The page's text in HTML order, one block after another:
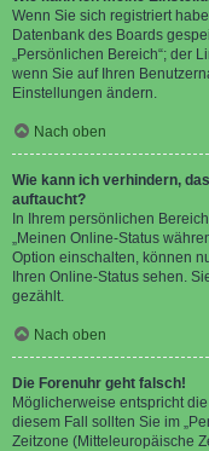
Wenn Sie sich registriert
Datenbank des Boards
„Persönlichen Bereich“; der
wenn Sie auf Ihren
Einstellungen ändern.
Nach oben
Wie kann ich verhindern,
auftaucht?
In Ihrem persönlichen
„Meinen Online-Status
Option einschalten, können
Ihren Online-Status sehen.
gezählt.
Nach oben
Die Forenuhr geht falsch!
Möglicherweise entspricht
diesem Fall sollten Sie im
Zeitzone (Mitteleuropäische